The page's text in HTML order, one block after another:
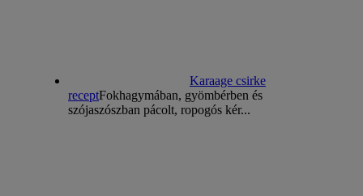
Karaage csirke
receptFokhagymában, gyömbérben és
szójaszószban pácolt, ropogós kér...